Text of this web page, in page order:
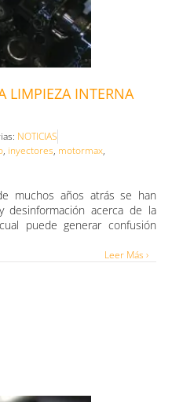
LIMPIEZA INTERNA
NOTICIAS
, inyectores, motormax,
muchos años atrás se han
desinformación acerca de la
puede generar confusión
Leer Más ›